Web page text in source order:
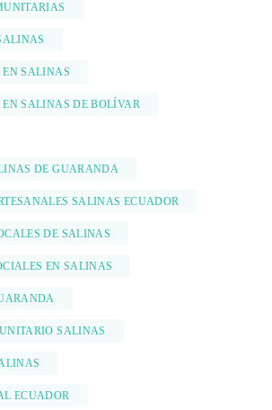
SALINAS
SALINAS DE BOLÍVAR
DE GUARANDA
SALINAS ECUADOR
DE SALINAS
EN SALINAS
SALINAS
ECUADOR